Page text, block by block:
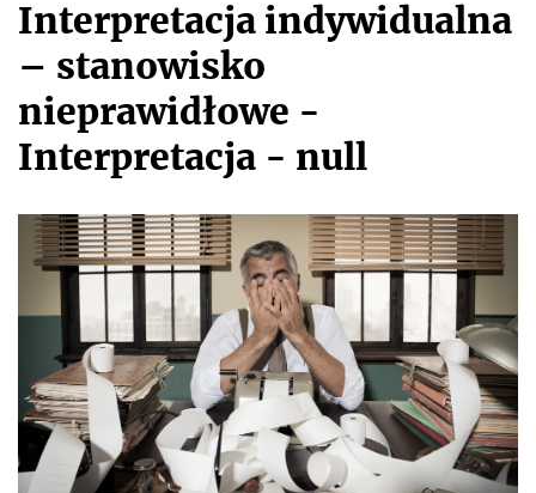
Interpretacja indywidualna
– stanowisko
nieprawidłowe -
Interpretacja - null